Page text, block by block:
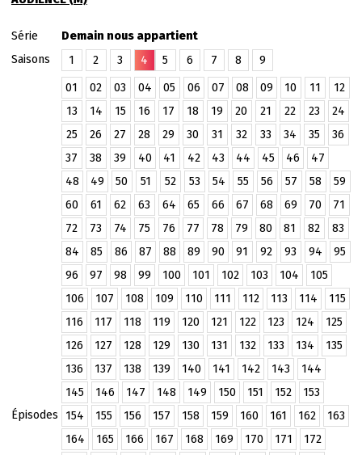
Série
Demain nous appartient
Saisons
1 2 3 4 5 6 7 8 9
Épisodes
01 02 03 04 05 06 07 08 09 10 11
12
13
14 15 16 17 18 19 20 21 22 23
24
25
26 27 28 29 30 31 32 33 34 35
36
37
38 39 40 41 42 43 44 45 46
47
48
49 50 51 52 53 54 55 56 57 58
59
60
61 62 63 64 65 66 67 68 69 70
71
72
73 74 75 76 77 78 79 80 81 82
83
84
85 86 87 88 89 90 91 92 93 94
95
96
97 98 99 100 101 102 103 104
105
106
107 108 109 110 111 112 113 114
115
116
117 118 119 120 121 122 123 124
125
126
127 128 129 130 131 132 133 134
135
136
137 138 139 140 141 142 143
144
145
146 147 148 149 150 151 152
153
154
155 156 157 158 159 160 161 162
163
164
165 166 167 168 169 170 171
172